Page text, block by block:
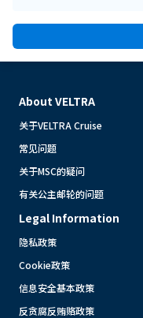
About VELTRA
关于VELTRA Cruise
常见问题
关于MSC的疑问
有关公主邮轮的问题
Legal Information
隐私政策
Cookie政策
信息安全基本政策
反贪腐反贿赂政策